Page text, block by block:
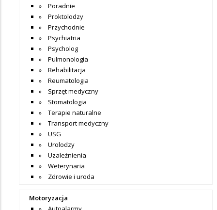
Poradnie
Proktolodzy
Przychodnie
Psychiatria
Psycholog
Pulmonologia
Rehabilitacja
Reumatologia
Sprzęt medyczny
Stomatologia
Terapie naturalne
Transport medyczny
USG
Urolodzy
Uzależnienia
Weterynaria
Zdrowie i uroda
Motoryzacja